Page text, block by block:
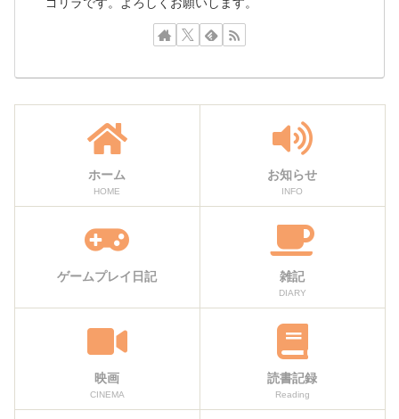
ホーム
HOME
お知らせ
INFO
ゲームプレイ日記 雑記
DIARY
映画
CINEMA
読書記録
Reading